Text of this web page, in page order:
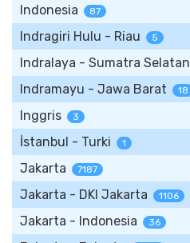
Indonesia 87
Indragiri Hulu - Riau 5
Indralaya - Sumatra Selatan
Indramayu - Jawa Barat 18
Inggris 3
İstanbul - Turki 1
Jakarta 7187
Jakarta - DKI Jakarta 1106
Jakarta - Indonesia 36